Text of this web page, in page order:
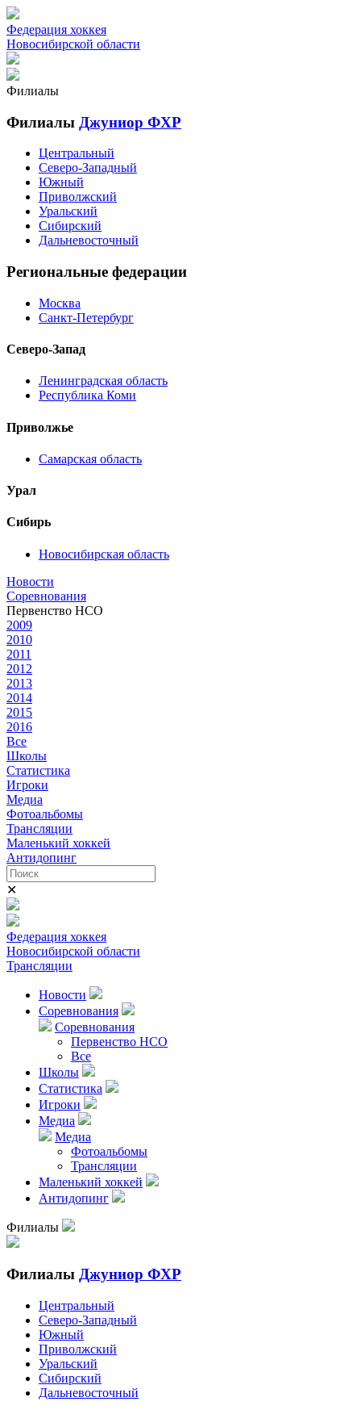
Федерация хоккея
Новосибирской области
Филиалы
Филиалы Джуниор ФХР
Центральный
Северо-Западный
Южный
Приволжский
Уральский
Сибирский
Дальневосточный
Региональные федерации
Москва
Санкт-Петербург
Северо-Запад
Ленинградская область
Республика Коми
Приволжье
Самарская область
Урал
Сибирь
Новосибирская область
Новости
Соревнования
Первенство НСО
2009
2010
2011
2012
2013
2014
2015
2016
Все
Школы
Статистика
Игроки
Медиа
Фотоальбомы
Трансляции
Маленький хоккей
Антидопинг
✕
Федерация хоккея
Новосибирской области
Трансляции
Новости
Соревнования
Соревнования
Первенство НСО
Все
Школы
Статистика
Игроки
Медиа
Медиа
Фотоальбомы
Трансляции
Маленький хоккей
Антидопинг
Филиалы
Филиалы Джуниор ФХР
Центральный
Северо-Западный
Южный
Приволжский
Уральский
Сибирский
Дальневосточный